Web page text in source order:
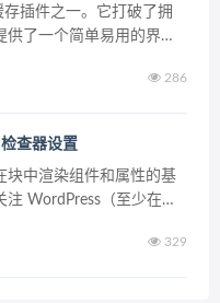
插件之一。它打破了拥
供了一个简单易用的界
禁用页面缓...
286
查器设置
块中渲染组件和属性的基
WordPress（至少在代
如何处理这些组...
329